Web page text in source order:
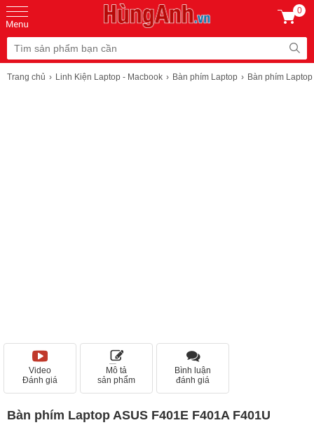
0
Trang chủ Linh Kiện Laptop - Macbook Bàn phím Laptop Bàn phím Laptop
Video
Đánh giá
Mô tả
sản phẩm
Bình luận
đánh giá
Bàn phím Laptop ASUS F401E F401A F401U